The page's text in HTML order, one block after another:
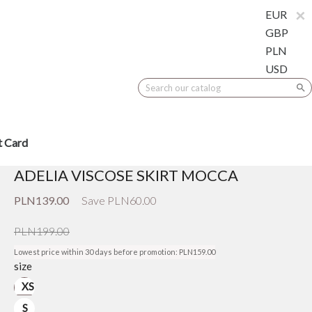
EUR
GBP
PLN
USD

Card
ADELIA VISCOSE SKIRT MOCCA
PLN139.00 Save PLN60.00
PLN199.00
Lowest price within 30 days before promotion: PLN159.00
size
XS
S
×
×